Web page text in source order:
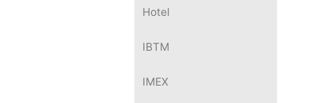
Hotel
IBTM
IMEX